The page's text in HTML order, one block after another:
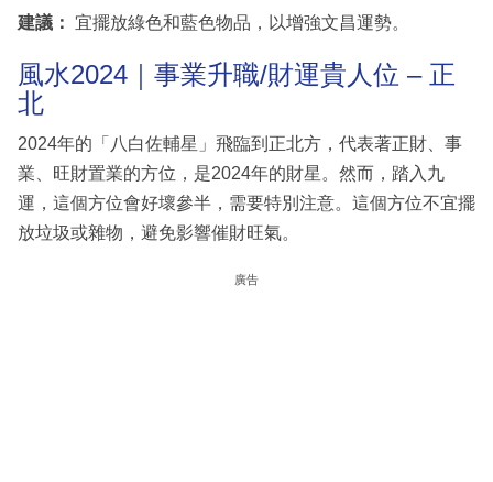
建議： 宜擺放綠色和藍色物品，以增強文昌運勢。
風水2024｜事業升職/財運貴人位 – 正
北
2024年的「八白佐輔星」飛臨到正北方，代表著正財、事
業、旺財置業的方位，是2024年的財星。然而，踏入九
運，這個方位會好壞參半，需要特別注意。這個方位不宜擺
放垃圾或雜物，避免影響催財旺氣。
廣告